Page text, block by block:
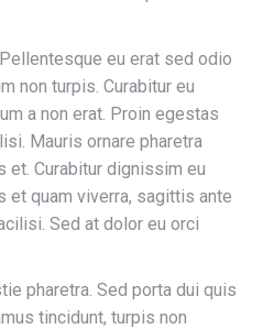
eu erat sed odio
non turpis. Curabitur eu
a non erat. Proin egestas
Mauris ornare pharetra
Curabitur dignissim eu
et quam viverra, sagittis ante
Sed at dolor eu orci
pharetra. Sed porta dui quis
tincidunt, turpis non